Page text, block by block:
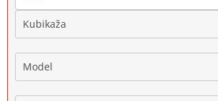
Kubikaža
Model